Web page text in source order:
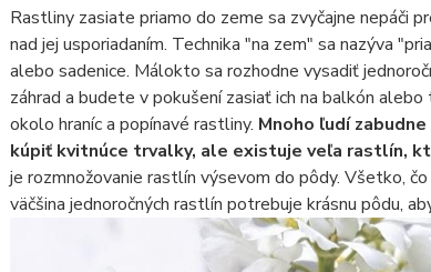
Rastliny zasiate priamo do zeme sa zvyčajne nepáči
nad jej usporiadaním. Technika "na zem" sa nazýva
alebo sadenice. Málokto sa rozhodne vysadiť
záhrad a budete v pokušení zasiať ich na balkón
okolo hraníc a popínavé rastliny. Mnoho ľudí
kúpiť kvitnúce trvalky, ale existuje veľa rastlín,
je rozmnožovanie rastlín výsevom do pôdy. Všetko,
väčšina jednoročných rastlín potrebuje krásnu pôdu,